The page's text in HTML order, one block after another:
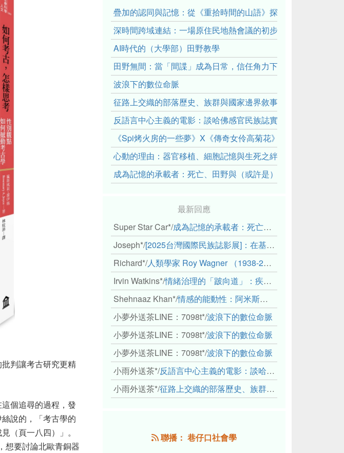
判讓考古研究更精
個追尋的過程，發
說的，「考古學的
（頁一八四）」。
想要討論北歐青銅器
疊加的認同與記憶：從《重拾時間的山語》探討「我們的」立
深時間跨域連結：一場原住民地熱會議的初步觀察
AI時代的（大學部）田野教學
田野無間：當「間諜」成為日常，信任角力下的情感伏流
波浪下的數位命脈
征路上交織的部落歷史、族群與國家邊界敘事： 《路有多長》
反語言中心主義的電影：談哈佛感官民族誌實驗室
《Spi烤火房的一些夢》X《傳奇女伶高菊花》： 透過紀錄片
心動的理由：器官移植、細胞記憶與生死之絆
成為記憶的承載者：死亡、田野與（或許是）人類學的成年禮
最新回應
Super Star Car*/成為記憶的承載者：死亡、田野與（或許是）人類學的成年禮
Joseph*/[2025台灣國際民族誌影展]：在基礎設施的邊緣，聆聽人的呼吸
Richard*/人類學家 Roy Wagner （1938-2018）
Irvin Watkins*/情緒治理的「跛向道」：疾病與文化象徵的轉變舉例
Shehnaaz Khan*/情感的能動性：阿米斯音樂節的「對話觀察」
小夢外送茶LINE：7098t*/波浪下的數位命脈
小夢外送茶LINE：7098t*/波浪下的數位命脈
小夢外送茶LINE：7098t*/波浪下的數位命脈
小雨外送茶*/反語言中心主義的電影：談哈佛感官民族誌實驗室
小雨外送茶*/征路上交織的部落歷史、族群與國家邊界敘事： 《路有多長》、《高砂的翅膀》、《檔案／李光輝》
聯播： 巷仔口社會學